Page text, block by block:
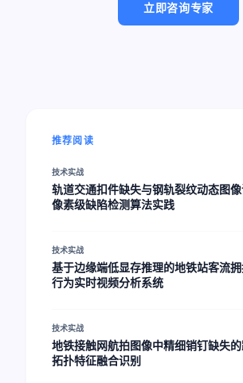
立即咨询专家
推荐阅读
技术实战
轨道交通扣件缺失与钢轨裂纹动态图
像素级缺陷检测算法实践
技术实战
基于边缘端低显存推理的地铁站客流
行为实时视频分析系统
技术实战
地铁接触网航拍图像中精细销钉缺失
拓扑特征融合识别